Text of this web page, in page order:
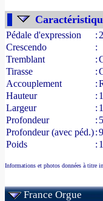
Pédale d'expression :
Crescendo
:
Tremblant
:
Tirasse
:
Accouplement
:
Hauteur
:
Largeur
:
Profondeur
:
Profondeur (avec péd.):
Poids
:
Informations et photos données à titre
France Orgue